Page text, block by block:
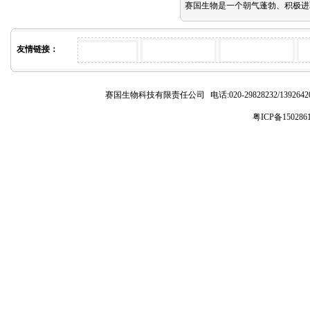
赛国生物是一个朝气蓬勃、积极
友情链接：
赛国生物科技有限责任公司 电话:020-29828232/
粤ICP备